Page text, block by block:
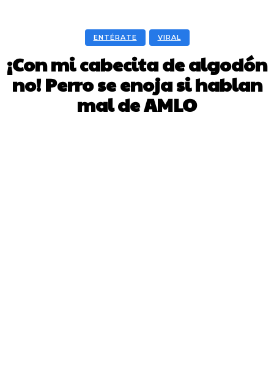
ENTÉRATE VIRAL
¡Con mi cabecita de algodón
no! Perro se enoja si hablan
mal de AMLO